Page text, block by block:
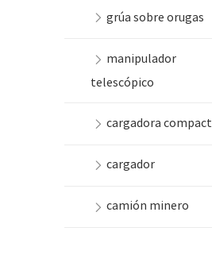
grúa sobre orugas
manipulador
telescópico
cargadora
cargador
camión minero